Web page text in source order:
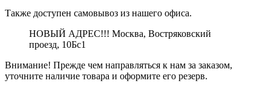
Также доступен самовывоз из нашего офиса.
НОВЫЙ АДРЕС!!! Москва, Востряковский
проезд, 10Бс1
Внимание! Прежде чем направляться к нам за заказом,
уточните наличие товара и оформите его резерв.